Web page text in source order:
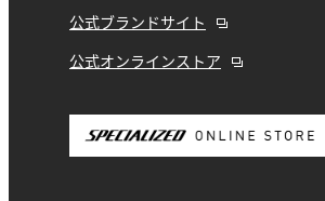
公式ブランドサイト
公式オンラインストア